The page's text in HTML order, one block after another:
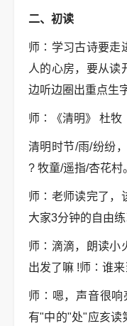
二、初读
师 ∶ 学习古诗要走
人的心房，要从读
边听边圈出重点生
师 ∶ 《清明》 杜牧
清明时节/雨/纷纷
? 牧童/遥指/杏花村
师 ∶ 老师读完了，
大家3分钟的自由
师 ∶ 滴滴，朗读小
出发了嘛 !师 ∶ 谁
师 ∶ 嗯，声音很
有"中的"处"应亥读